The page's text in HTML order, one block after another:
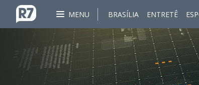
MENU BRASÍLIA ENTRETÊ